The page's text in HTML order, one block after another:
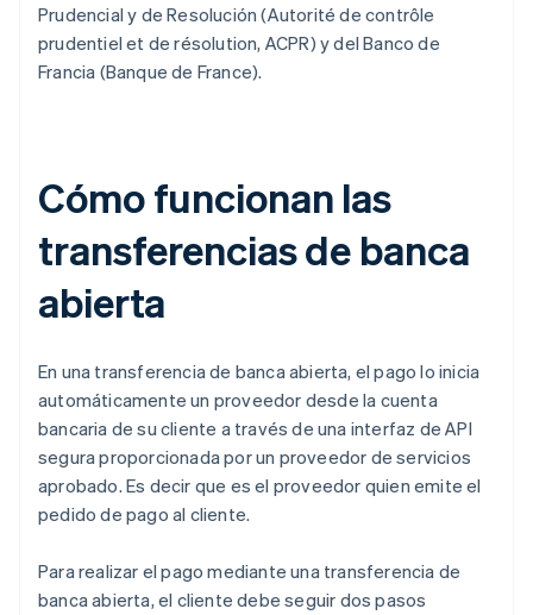
Prudencial y de Resolución (Autorité de contrôle
prudentiel et de résolution, ACPR) y del Banco de
Francia (Banque de France).
Cómo funcionan las
transferencias de banca
abierta
En una transferencia de banca abierta, el pago lo inicia
automáticamente un proveedor desde la cuenta
bancaria de su cliente a través de una interfaz de API
segura proporcionada por un proveedor de servicios
aprobado. Es decir que es el proveedor quien emite el
pedido de pago al cliente.
Para realizar el pago mediante una transferencia de
banca abierta, el cliente debe seguir dos pasos